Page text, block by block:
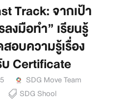
Track: จากเป้า
งมือทำ” เรียนรู้
อบความรู้เรื่อง
Certificate
SDG Move Team
SDG Shool